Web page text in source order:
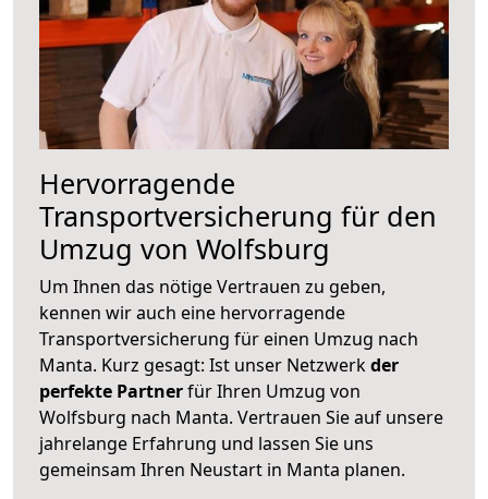
Hervorragende
Transportversicherung für den
Umzug von Wolfsburg
Um Ihnen das nötige Vertrauen zu geben,
kennen wir auch eine hervorragende
Transportversicherung für einen Umzug nach
Manta. Kurz gesagt: Ist unser Netzwerkder
perfekte Partnerfür Ihren Umzug von
Wolfsburg nach Manta. Vertrauen Sie auf unsere
jahrelange Erfahrung und lassen Sie uns
gemeinsam Ihren Neustart in Manta planen.